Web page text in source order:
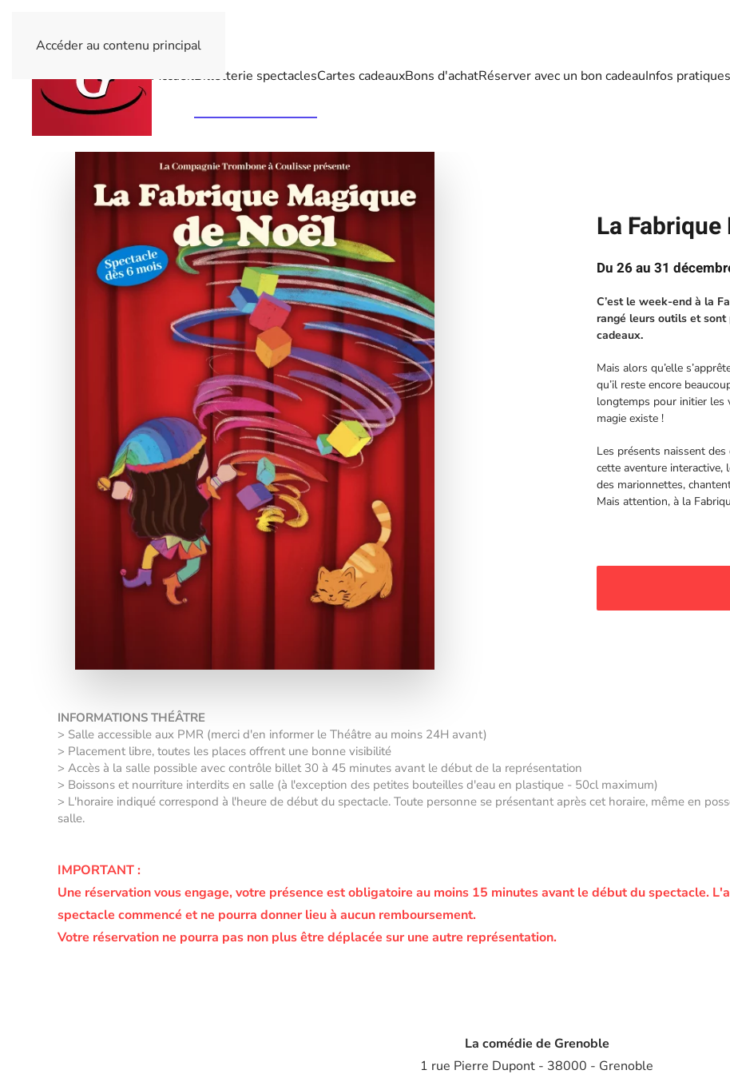
Accéder au contenu principal
AccueilBilletterie spectaclesCartes cadeauxBons d'achatRéserver avec un bon cadeauInfos pratiques
La
Du 26 au 31
C’est le week-end à la
rangé leurs outils et
cadeaux.
Mais alors qu’elle
qu’il reste encore
longtemps pour initier les
magie existe !
Les présents naissent
cette aventure interactive,
des marionnettes,
Mais attention, à la
INFORMATIONS THÉÂTRE
> Salle accessible aux PMR (merci d'en informer le Théâtre au moins 24H avant)
> Placement libre, toutes les places offrent une bonne visibilité
> Accès à la salle possible avec contrôle billet 30 à 45 minutes avant le début de la représentation
> Boissons et nourriture interdits en salle (à l'exception des petites bouteilles d'eau en plastique - 50cl maximum)
> L'horaire indiqué correspond à l'heure de début du spectacle. Toute personne se présentant après cet horaire, même en
salle.
IMPORTANT :
Une réservation vous engage, votre présence est obligatoire au moins 15 minutes avant le début du spectacle.
spectacle commencé et ne pourra donner lieu à aucun remboursement.
Votre réservation ne pourra pas non plus être déplacée sur une autre représentation.
La comédie de Grenoble
1 rue Pierre Dupont - 38000 - Grenoble